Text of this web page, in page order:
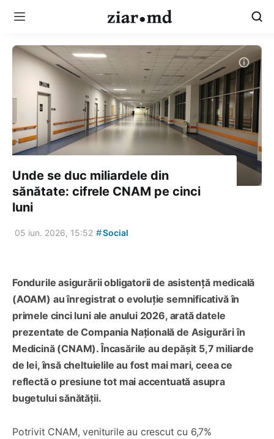
Unde se duc miliardele din
sănătate: cifrele CNAM pe cinci
luni
05 iun. 2026, 15:52 #Social
Fondurile asigurării obligatorii de asistență medicală
(AOAM) au înregistrat o evoluție semnificativă în
primele cinci luni ale anului 2026, arată datele
prezentate de Compania Națională de Asigurări în
Medicină (CNAM). Încasările au depășit 5,7 miliarde
de lei, însă cheltuielile au fost mai mari, ceea ce
reflectă o presiune tot mai accentuată asupra
bugetului sănătății.
Potrivit CNAM, veniturile au crescut cu 6,7%